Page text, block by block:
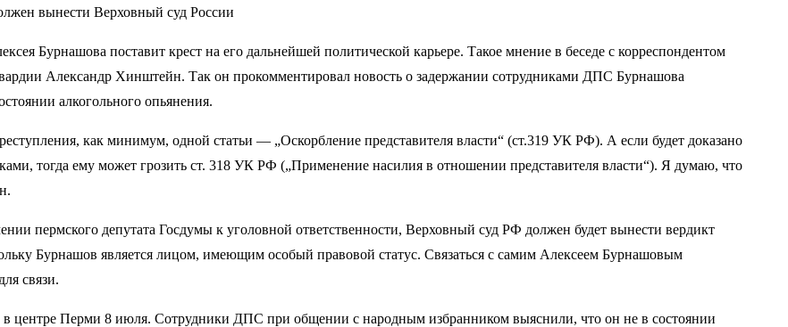
вынести Верховный суд России
Бурнашова поставит крест на его дальнейшей политической карьере. Такое мнение в беседе с корреспондентом
Александр Хинштейн. Так он прокомментировал новость о задержании сотрудниками ДПС Бурнашова
алкогольного опьянения.
как минимум, одной статьи — „Оскорбление представителя власти“ (ст.319 УК РФ). А если будет доказано
тогда ему может грозить ст. 318 УК РФ („Применение насилия в отношении представителя власти“). Я думаю, что
пермского депутата Госдумы к уголовной ответственности, Верховный суд РФ должен будет вынести вердикт
Бурнашов является лицом, имеющим особый правовой статус. Связаться с самим Алексеем Бурнашовым
связи.
в центре Перми 8 июля. Сотрудники ДПС при общении с народным избранником выяснили, что он не в состоянии